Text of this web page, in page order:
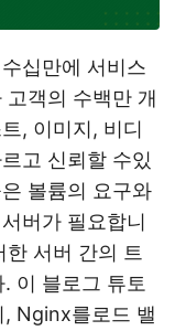
십만에 서비스
객의 수백만 개
, 이미지, 비디
고 신뢰할 수있
볼륨의 요구와
버가 필요합니
서버 간의 트
이 블로그 튜토
, Nginx를로드 밸